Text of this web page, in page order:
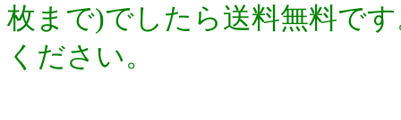
枚まで)でしたら送料無料で
ください。